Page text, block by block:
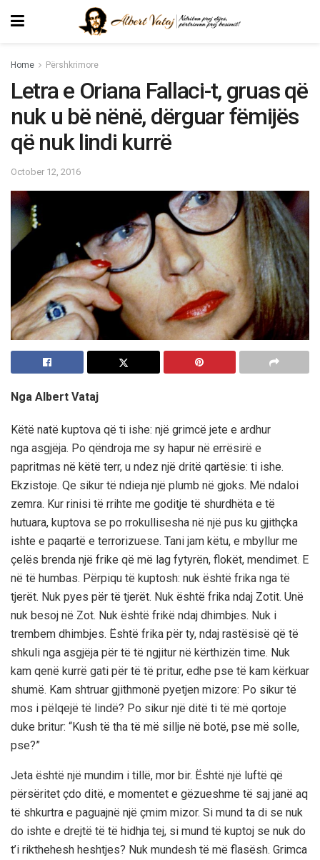
Home Përshkrimore
Letra e Oriana Fallaci-t, gruas që
nuk u bë nënë, dërguar fëmijës
që nuk lindi kurrë
October 12, 2016
Nga Albert Vataj
Këtë natë kuptova që ti ishe: një grimcë jete e ardhur
nga asgjëja. Po qëndroja me sy hapur në errësirë e
papritmas në këtë terr, u ndez një dritë qartësie: ti ishe.
Ekzistoje. Qe sikur të ndieja një plumb në gjoks. Më ndaloi
zemra. Kur rinisi të rrihte me goditje të shurdhëta e të
hutuara, kuptova se po rrokullisesha në një pus ku gjithçka
ishte e paqartë e terrorizuese. Tani jam këtu, e mbyllur me
çelës brenda një frike që më lag fytyrën, flokët, mendimet. E
në të humbas. Përpiqu të kuptosh: nuk është frika nga të
tjerët. Nuk pyes për të tjerët. Nuk është frika ndaj Zotit. Unë
nuk besoj në Zot. Nuk është frikë ndaj dhimbjes. Nuk i
trembem dhimbjes. Është frika për ty, ndaj rastësisë që të
shkuli nga asgjëja për të të ngjitur në kërthizën time. Nuk
kam qenë kurrë gati për të të pritur, edhe pse të kam kërkuar
shumë. Kam shtruar gjithmonë pyetjen mizore: Po sikur të
mos i pëlqejë të lindë? Po sikur një ditë ti të më qortoje
duke britur: “Kush të tha të më sillje në botë, pse më solle,
pse?”
Jeta është një mundim i tillë, mor bir. Është një luftë që
përsëritet çdo ditë, e momentet e gëzueshme të saj janë aq
të shkurtra e paguajnë një çmim mizor. Si mund ta di se nuk
do ishte e drejtë të të hidhja tej, si mund të kuptoj se nuk do
t’i rikthehesh heshtjes? Nuk mundesh të më flasësh. Grimca